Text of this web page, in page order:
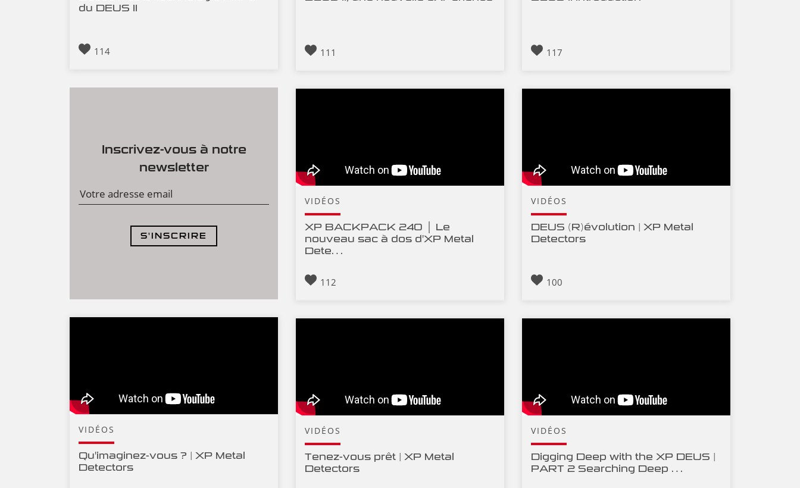
du DEUS II
114 111 117
Inscrivez-vous à notre
newsletter
S'INSCRIRE
VIDÉOS
XP BACKPACK 240 │ Le
nouveau sac à dos d'XP Metal
Dete…
112
VIDÉOS
DEUS (R)évolution | XP Metal
Detectors
100
VIDÉOS
Qu'imaginez-vous ? | XP Metal
Detectors
VIDÉOS
Tenez-vous prêt | XP Metal
Detectors
VIDÉOS
Digging Deep with the XP DEUS |
PART 2 Searching Deep …